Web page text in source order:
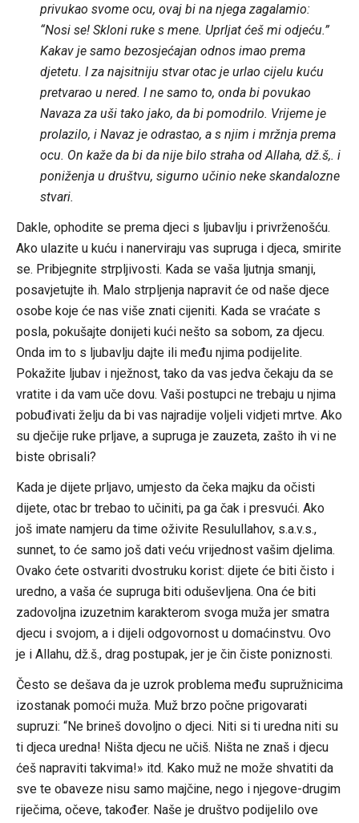
privukao svome ocu, ovaj bi na njega zagalamio:
“Nosi se! Skloni ruke s mene. Uprljat ćeš mi odjeću.”
Kakav je samo bezosjećajan odnos imao prema
djetetu. I za najsitniju stvar otac je urlao cijelu kuću
pretvarao u nered. I ne samo to, onda bi povukao
Navaza za uši tako jako, da bi pomodrilo. Vrijeme je
prolazilo, i Navaz je odrastao, a s njim i mržnja prema
ocu. On kaže da bi da nije bilo straha od Allaha, dž.š,. i
poniženja u društvu, sigurno učinio neke skandalozne
stvari.
Dakle, ophodite se prema djeci s ljubavlju i privrženošću.
Ako ulazite u kuću i nanerviraju vas supruga i djeca, smirite
se. Pribjegnite strpljivosti. Kada se vaša ljutnja smanji,
posavjetujte ih. Malo strpljenja napravit će od naše djece
osobe koje će nas više znati cijeniti. Kada se vraćate s
posla, pokušajte donijeti kući nešto sa sobom, za djecu.
Onda im to s ljubavlju dajte ili među njima podijelite.
Pokažite ljubav i nježnost, tako da vas jedva čekaju da se
vratite i da vam uče dovu. Vaši postupci ne trebaju u njima
pobuđivati želju da bi vas najradije voljeli vidjeti mrtve. Ako
su dječije ruke prljave, a supruga je zauzeta, zašto ih vi ne
biste obrisali?
Kada je dijete prljavo, umjesto da čeka majku da očisti
dijete, otac br trebao to učiniti, pa ga čak i presvući. Ako
još imate namjeru da time oživite Resulullahov, s.a.v.s.,
sunnet, to će samo još dati veću vrijednost vašim djelima.
Ovako ćete ostvariti dvostruku korist: dijete će biti čisto i
uredno, a vaša će supruga biti oduševljena. Ona će biti
zadovoljna izuzetnim karakterom svoga muža jer smatra
djecu i svojom, a i dijeli odgovornost u domaćinstvu. Ovo
je i Allahu, dž.š., drag postupak, jer je čin čiste poniznosti.
Često se dešava da je uzrok problema među supružnicima
izostanak pomoći muža. Muž brzo počne prigovarati
supruzi: “Ne brineš dovoljno o djeci. Niti si ti uredna niti su
ti djeca uredna! Ništa djecu ne učiš. Ništa ne znaš i djecu
ćeš napraviti takvima!» itd. Kako muž ne može shvatiti da
sve te obaveze nisu samo majčine, nego i njegove-drugim
riječima, očeve, također. Naše je društvo podijelilo ove